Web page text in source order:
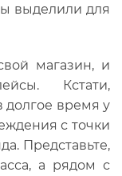
выделили для
магазин, и
Кстати,
долгое время у
с точки
Представьте,
а рядом с